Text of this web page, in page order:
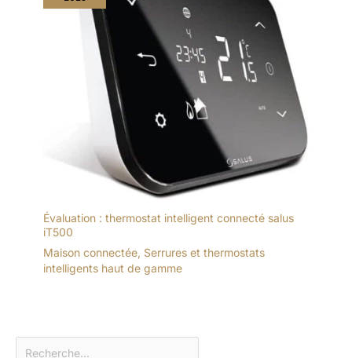
Évaluation : thermostat intelligent connecté salus
iT500
Maison connectée, Serrures et thermostats
intelligents haut de gamme